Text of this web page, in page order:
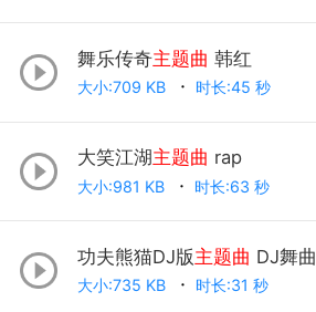
舞乐传奇主题曲 韩红
大小:709 KB 时长:45 秒
大笑江湖主题曲 rap
大小:981 KB 时长:63 秒
功夫熊猫DJ版主题曲 DJ舞曲
大小:735 KB 时长:31 秒